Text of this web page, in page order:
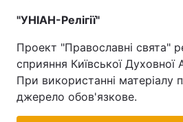
"УНІАН-Релігії"
Проект "Православні свята"
сприяння Київської Духовної
При використанні матеріалу
джерело обов'язкове.